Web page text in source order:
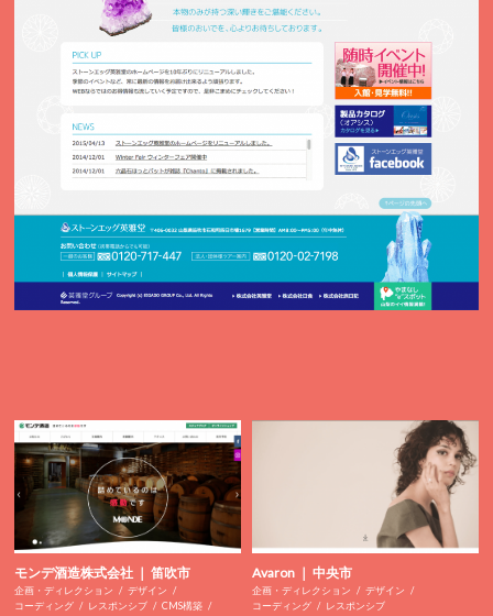
モンデ酒造株式会社 ｜ 笛吹市
企画・ディレクション
デザイン
コーディング
レスポンシブ
CMS構築
Avaron ｜ 中央市
企画・ディレクション
デザイン
コーディング
レスポンシブ